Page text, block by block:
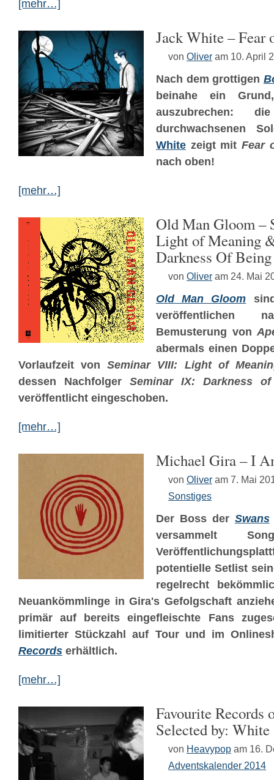
[mehr…]
Jack White – Fear
von Oliver am 10. April
Nach dem grottigen
beinahe ein
auszubrechen:
durchwachsenen
White zeigt mitFear
nach oben!
[mehr…]
Old Man Gloom –
Light of Meaning
Darkness Of Being
von Oliver am 24. Mai
Old Man Gloom
veröffentlichen
Bemusterung von
abermals einen
Vorlaufzeit vonSeminar VIII: Light of
dessen Nachfolger Seminar IX: Darkness
veröffentlicht eingeschoben.
[mehr…]
Michael Gira – I
von Oliver am 7. Mai
Sonstiges
Der Boss der Swans
versammelt
potentielle Setlist
regelrecht
Neuankömmlinge in Gira's Gefolgschaft
primär auf bereits eingefleischte Fans
limitierter Stückzahl auf Tour und im
Records erhältlich.
[mehr…]
Favourite Records
Selected by: White
von Heavypop am 16.
Adventskalender 2014